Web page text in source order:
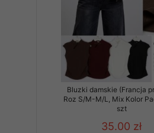
Bluzki damskie (Francja
Roz S/M-M/L, Mix Kolor
szt
35.00 zł
Zapewniamy naszym
Dane osobowe
Klientów zezwolenia
ochronie danych
serwerach
pracownicy Sklepu.
Każdy Klient, który
ich weryfikacji,